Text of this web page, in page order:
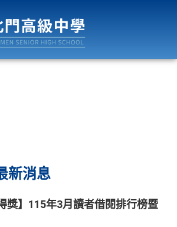
新消息
獎】115年3月讀者借閱排行榜暨